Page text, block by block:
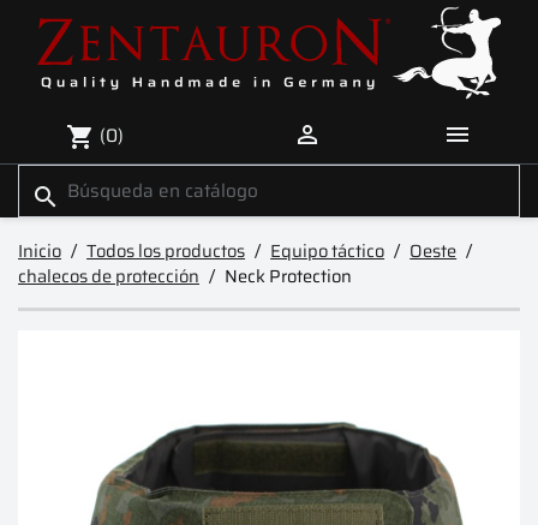
shopping_cart (0)  
search
Inicio Todos los productos Equipo táctico
Oeste
chalecos de protección
Neck Protection